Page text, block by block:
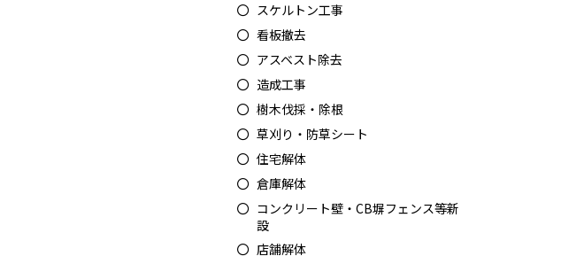
スケルトン工事
看板撤去
アスベスト除去
造成工事
樹木伐採・除根
草刈り・防草シート
住宅解体
倉庫解体
コンクリート壁・CB塀フェンス等新
設
店舗解体